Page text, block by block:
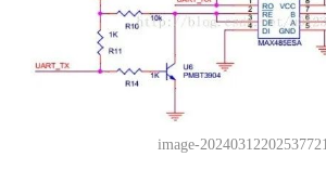
image-20240312202537721